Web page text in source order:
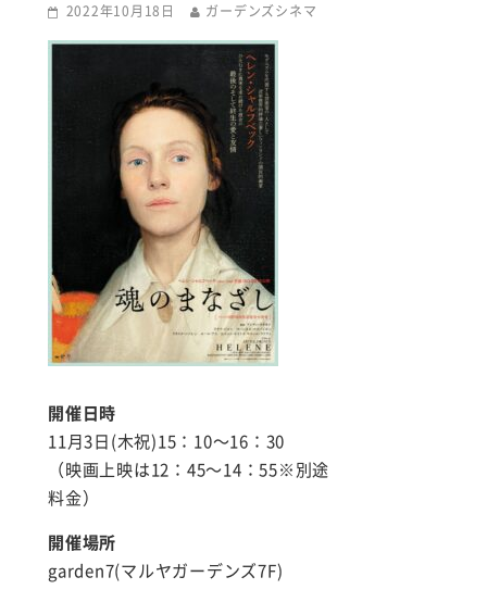
2022年10月18日 ガーデンズシネマ
開催日時
11月3日(木祝)15：10～16：30
（映画上映は12：45～14：55※別途
料金）
開催場所
garden7(マルヤガーデンズ7F)